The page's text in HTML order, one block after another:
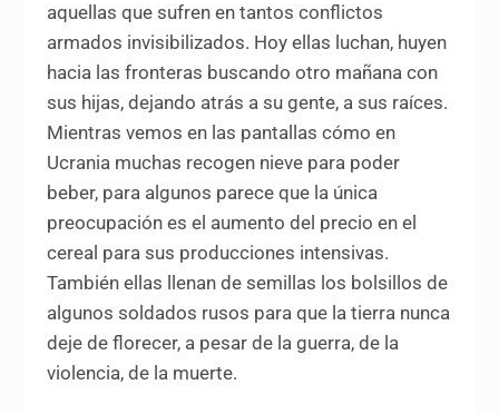
aquellas que sufren en tantos conflictos
armados invisibilizados. Hoy ellas luchan, huyen
hacia las fronteras buscando otro mañana con
sus hijas, dejando atrás a su gente, a sus raíces.
Mientras vemos en las pantallas cómo en
Ucrania muchas recogen nieve para poder
beber, para algunos parece que la única
preocupación es el aumento del precio en el
cereal para sus producciones intensivas.
También ellas llenan de semillas los bolsillos de
algunos soldados rusos para que la tierra nunca
deje de florecer, a pesar de la guerra, de la
violencia, de la muerte.